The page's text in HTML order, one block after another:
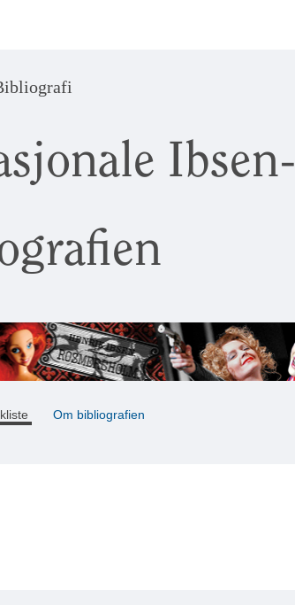
Ibsen-
Om bibliografien